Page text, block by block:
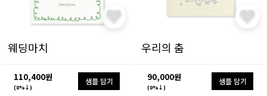
웨딩마치
110,400원
(8%↓)
샘플 담기
우리의 춤
90,000원
(0%↓)
샘플 담기